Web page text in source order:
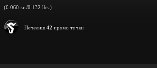
(0.060 кг./0.132 lbs.)
Печелиш 42 промо точки